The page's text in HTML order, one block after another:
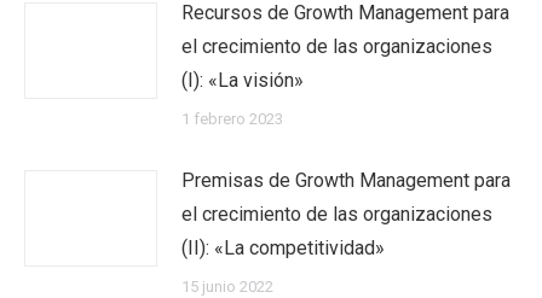
Recursos de Growth Management para
el crecimiento de las organizaciones
(I): «La visión»
1 febrero 2023
Premisas de Growth Management para
el crecimiento de las organizaciones
(II): «La competitividad»
15 junio 2022